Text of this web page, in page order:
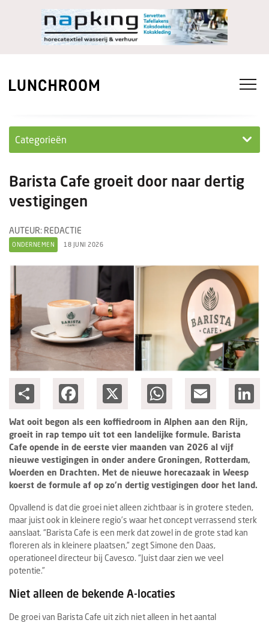
Categorieën
Ondernemen in...
Nieuwe lunchrooms
Groots ondernemen
Barista Cafe groeit door naar dertig
vestigingen
AUTEUR: REDACTIE
ONDERNEMEN 18 JUNI 2026
Facebook WhatsApp Email
Wat ooit begon als een koffiedroom in Alphen aan den Rijn,
groeit in rap tempo uit tot een landelijke formule. Barista
Cafe opende in de eerste vier maanden van 2026 al vijf
nieuwe vestigingen in onder andere Groningen, Rotterdam,
Woerden en Drachten. Met de nieuwe horecazaak in Weesp
koerst de formule af op zo’n dertig vestigingen door het land.
Opvallend is dat die groei niet alleen zichtbaar is in grotere steden,
maar juist ook in kleinere regio’s waar het concept verrassend sterk
aanslaat. “Barista Cafe is een merk dat zowel in de grote stad kan
floreren als in kleinere plaatsen,” zegt Simone den Daas,
operationeel directeur bij Cavesco. “Juist daar zien we veel
potentie.”
Niet alleen de bekende A-locaties
De groei van Barista Cafe uit zich niet alleen in het aantal